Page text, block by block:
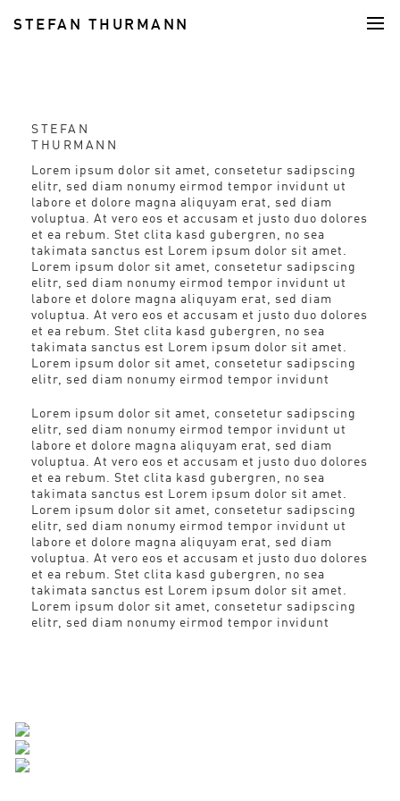
STEFAN THURMANN
FOOD
STEFAN
THURMANN
Lorem ipsum dolor sit amet, consetetur sadipscing
elitr, sed diam nonumy eirmod tempor invidunt ut
labore et dolore magna aliquyam erat, sed diam
voluptua. At vero eos et accusam et justo duo dolores
et ea rebum. Stet clita kasd gubergren, no sea
takimata sanctus est Lorem ipsum dolor sit amet.
Lorem ipsum dolor sit amet, consetetur sadipscing
elitr, sed diam nonumy eirmod tempor invidunt ut
labore et dolore magna aliquyam erat, sed diam
voluptua. At vero eos et accusam et justo duo dolores
et ea rebum. Stet clita kasd gubergren, no sea
takimata sanctus est Lorem ipsum dolor sit amet.
Lorem ipsum dolor sit amet, consetetur sadipscing
elitr, sed diam nonumy eirmod tempor invidunt
Lorem ipsum dolor sit amet, consetetur sadipscing
elitr, sed diam nonumy eirmod tempor invidunt ut
labore et dolore magna aliquyam erat, sed diam
voluptua. At vero eos et accusam et justo duo dolores
et ea rebum. Stet clita kasd gubergren, no sea
takimata sanctus est Lorem ipsum dolor sit amet.
Lorem ipsum dolor sit amet, consetetur sadipscing
elitr, sed diam nonumy eirmod tempor invidunt ut
labore et dolore magna aliquyam erat, sed diam
voluptua. At vero eos et accusam et justo duo dolores
et ea rebum. Stet clita kasd gubergren, no sea
takimata sanctus est Lorem ipsum dolor sit amet.
Lorem ipsum dolor sit amet, consetetur sadipscing
elitr, sed diam nonumy eirmod tempor invidunt